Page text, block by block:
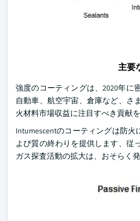
主要
強度のコーティングは、2020年に
自動車、航空宇宙、倉庫など、さ
火材料市場収益に注目すべき貢献を
Intumescentのコーティングは防
よび質の終わりを提供します、従
ガス探査活動の拡大は、おそらく